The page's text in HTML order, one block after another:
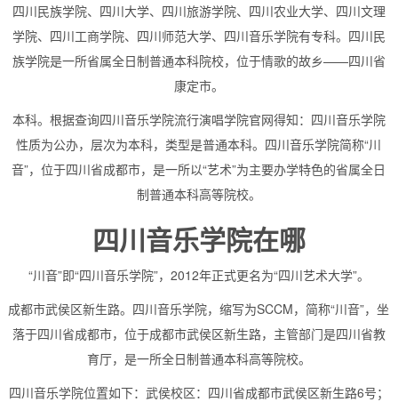
四川民族学院、四川大学、四川旅游学院、四川农业大学、四川文理
学院、四川工商学院、四川师范大学、四川音乐学院有专科。四川民
族学院是一所省属全日制普通本科院校，位于情歌的故乡——四川省
康定市。
本科。根据查询四川音乐学院流行演唱学院官网得知：四川音乐学院
性质为公办，层次为本科，类型是普通本科。四川音乐学院简称“川
音”，位于四川省成都市，是一所以“艺术”为主要办学特色的省属全日
制普通本科高等院校。
四川音乐学院在哪
“川音”即“四川音乐学院”，2012年正式更名为“四川艺术大学”。
成都市武侯区新生路。四川音乐学院，缩写为SCCM，简称“川音”，坐
落于四川省成都市，位于成都市武侯区新生路，主管部门是四川省教
育厅，是一所全日制普通本科高等院校。
四川音乐学院位置如下：武侯校区：四川省成都市武侯区新生路6号；